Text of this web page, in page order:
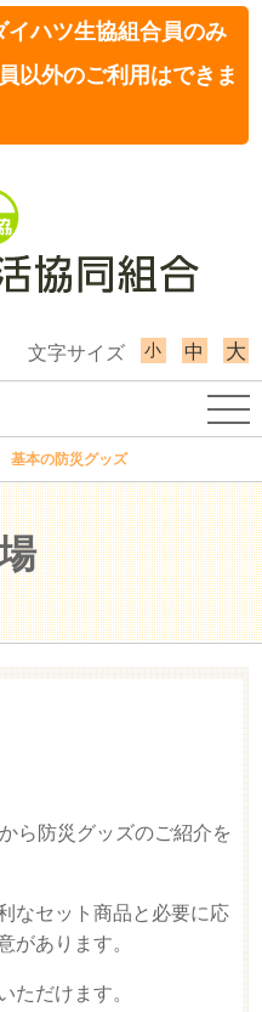
イハツ生協組合員のみ
以外のご利用はできま
文字サイズ 小 中 大
基本の防災グッズ
ら防災グッズのご紹介を
なセット商品と必要に応
があります。
ただけます。